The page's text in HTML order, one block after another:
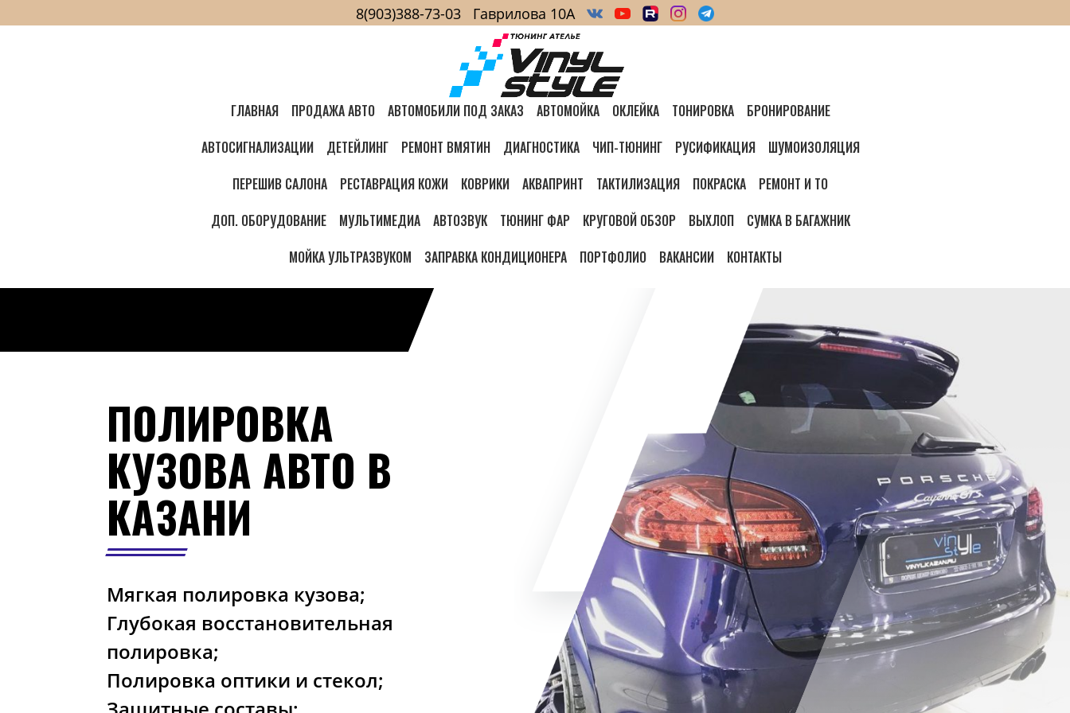
ГЛАВНАЯ ПРОДАЖА АВТО АВТОМОБИЛИ ПОД ЗАКАЗ АВТОМОЙКА ОКЛЕЙКА ТОНИРОВКА
БРОНИРОВАНИЕ
АВТОСИГНАЛИЗАЦИИ
ДЕТЕЙЛИНГ РЕМОНТ ВМЯТИН ДИАГНОСТИКА ЧИП-ТЮНИНГ РУСИФИКАЦИЯ
ШУМОИЗОЛЯЦИЯ
ПЕРЕШИВ САЛОНА
РЕСТАВРАЦИЯ КОЖИ КОВРИКИ АКВАПРИНТ ТАКТИЛИЗАЦИЯ ПОКРАСКА
РЕМОНТ И ТО
ДОП. ОБОРУДОВАНИЕ
МУЛЬТИМЕДИА АВТОЗВУК ТЮНИНГ ФАР КРУГОВОЙ ОБЗОР ВЫХЛОП
СУМКА В БАГАЖНИК
МОЙКА УЛЬТРАЗВУКОМ
ЗАПРАВКА КОНДИЦИОНЕРА ПОРТФОЛИО ВАКАНСИИ КОНТАКТЫ
ПОЛИРОВКА
КУЗОВА АВТО В
КАЗАНИ
Мягкая полировка кузова;
Глубокая восстановительная
полировка;
Полировка оптики и стекол;
8(903)388-73-03 Гаврилова 10А